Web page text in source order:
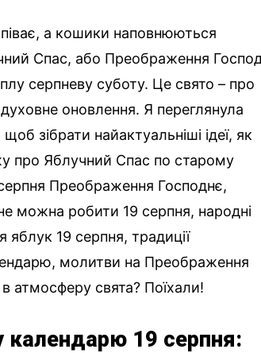
а кошики наповнюються
Спас, або Преображення
серпневу суботу. Це свято – про
оновлення. Я переглянула
зібрати найактуальніші ідеї, як
про Яблучний Спас по старому
Преображення Господнє,
можна робити 19 серпня, народні
19 серпня, традиції
молитви на Преображення
атмосферу свята? Поїхали!
календарю 19 серпня: